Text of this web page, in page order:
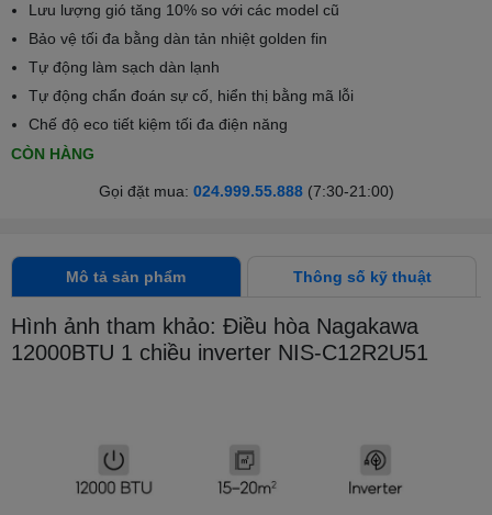
Lưu lượng gió tăng 10% so với các model cũ
Bảo vệ tối đa bằng dàn tản nhiệt golden fin
Tự động làm sạch dàn lạnh
Tự động chẩn đoán sự cố, hiển thị bằng mã lỗi
Chế độ eco tiết kiệm tối đa điện năng
CÒN HÀNG
Gọi đặt mua: 024.999.55.888(7:30-21:00)
Mô tả sản phẩm Thông số kỹ thuật
Hình ảnh tham khảo: Điều hòa Nagakawa
12000BTU 1 chiều inverter NIS-C12R2U51